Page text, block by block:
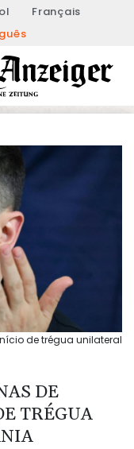
Français
de trégua unilateral
DE
TRÉGUA